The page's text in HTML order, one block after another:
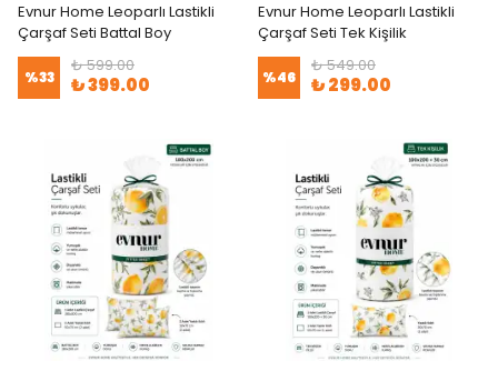
Evnur Home Leoparlı Lastikli
Çarşaf Seti Battal Boy
%33
₺ 599.00
₺ 399.00
Evnur Home Leoparlı Lastikli
Çarşaf Seti Tek Kişilik
%46
₺ 549.00
₺ 299.00